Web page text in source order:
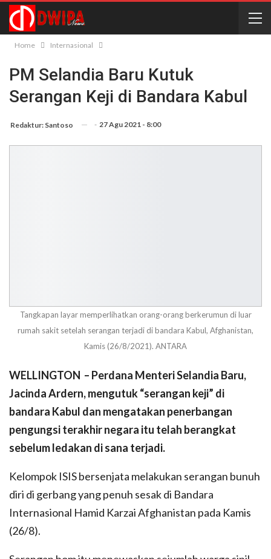
Home Internasional
PM Selandia Baru Kutuk
Serangan Keji di Bandara Kabul
Redaktur: Santoso - 27 Agu 2021 - 8:00
Tangkapan layar memperlihatkan orang-orang berkerumun di luar
rumah sakit setelah serangan terjadi di bandara Kabul, Afghanistan,
Kamis (26/8/2021). ANTARA
WELLINGTON – Perdana Menteri Selandia Baru,
Jacinda Ardern, mengutuk “serangan keji” di
bandara Kabul dan mengatakan penerbangan
pengungsi terakhir negara itu telah berangkat
sebelum ledakan di sana terjadi.
Kelompok ISIS bersenjata melakukan serangan bunuh
diri di gerbang yang penuh sesak di Bandara
Internasional Hamid Karzai Afghanistan pada Kamis
(26/8).